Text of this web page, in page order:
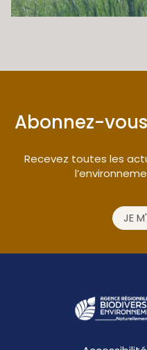
Abonnez-
Recevez toutes les
JE